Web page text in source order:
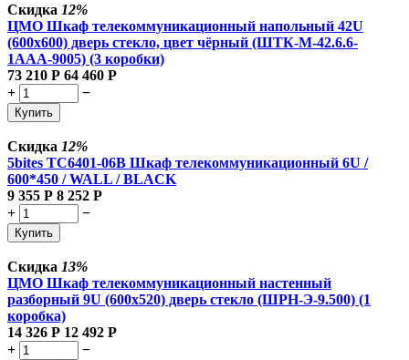
Скидка 12%
ЦМО Шкаф телекоммуникационный напольный 42U
(600x600) дверь стекло, цвет чёрный (ШТК-М-42.6.6-
1ААА-9005) (3 коробки)
73 210 Р 64 460 Р
+
−
Купить
Скидка 12%
5bites TC6401-06B Шкаф телекоммуникационный 6U /
600*450 / WALL / BLACK
9 355 Р 8 252 Р
+
−
Купить
Скидка 13%
ЦМО Шкаф телекоммуникационный настенный
разборный 9U (600х520) дверь стекло (ШРН-Э-9.500) (1
коробка)
14 326 Р 12 492 Р
+
−